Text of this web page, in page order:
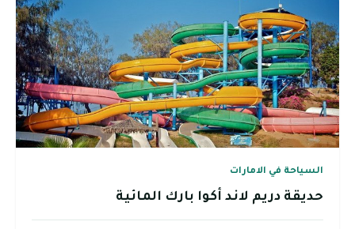
السياحة في الامارات
حديقة دريم لاند أكوا بارك المائية